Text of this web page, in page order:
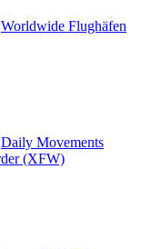
Worldwide Flughäfen
Daily Movements
(XFW)